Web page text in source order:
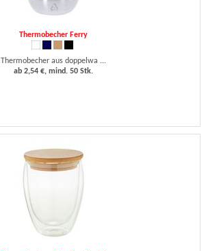
Thermobecher Ferry
Thermobecher aus doppelwa ...
ab 2,54 €, mind. 50 Stk.